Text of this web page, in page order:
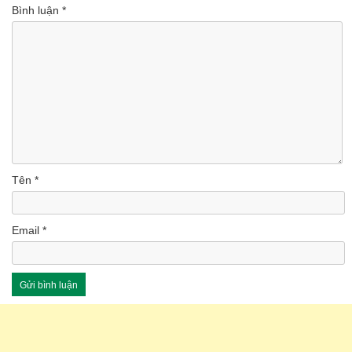
Bình luận *
Tên *
Email *